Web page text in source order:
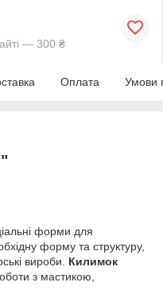
— 300 ₴
Оплата Умови
форми для
форму та структуру,
вироби. Килимок
з мастикою,